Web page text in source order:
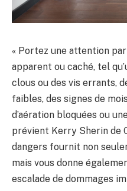
« Portez une attention
apparent ou caché, tel
clous ou des vis errants,
faibles, des signes de
d’aération bloquées ou
prévient Kerry Sherin de
dangers fournit non
mais vous donne
escalade de dommages